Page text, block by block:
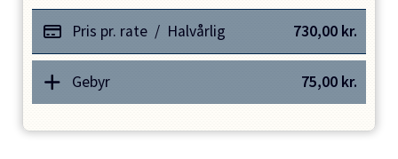
Pris pr. rate / Halvårlig 730,00 kr.
Gebyr 75,00 kr.